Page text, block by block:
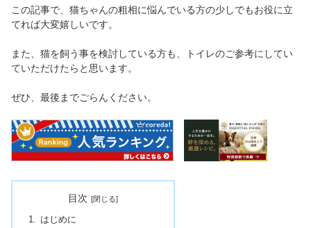
この記事で、猫ちゃんの粗相に悩んでいる方の少しでもお役に立
てれば大変嬉しいです。
また、猫を飼う事を検討している方も、トイレのご参考にしてい
ていただけたらと思います。
ぜひ、最後までごらんください。
目次
はじめに